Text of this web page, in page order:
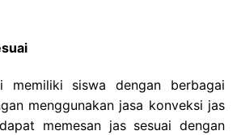
memiliki siswa dengan berbagai
menggunakan jasa konveksi jas
memesan jas sesuai dengan